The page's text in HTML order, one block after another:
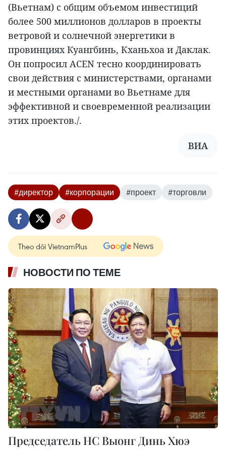
(Вьетнам) с общим объемом инвестиций
более 500 миллионов долларов в проекты
ветровой и солнечной энергетики в
провинциях Куангбинь, Кханьхоа и Даклак.
Он попросил ACEN тесно координировать
свои действия с министерствами, органами
и местными органами во Вьетнаме для
эффективной и своевременной реализации
этих проектов./.
ВИА
#директор #корпорации #проект #торговли
Theo dõi VietnamPlus
НОВОСТИ ПО ТЕМЕ
Председатель НC Выонг Динь Хюэ